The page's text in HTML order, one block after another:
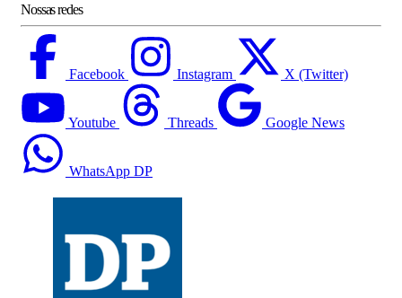
Nossas redes
Facebook Instagram X (Twitter)
Youtube Threads Google News
WhatsApp DP